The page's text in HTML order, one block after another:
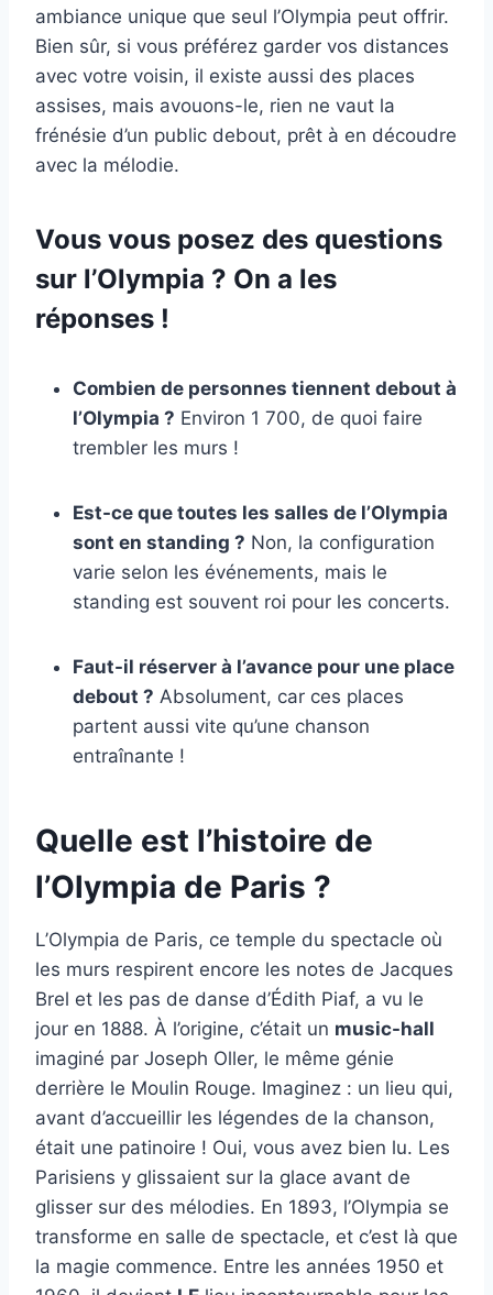
ambiance unique que seul l’Olympia peut offrir.
Bien sûr, si vous préférez garder vos distances
avec votre voisin, il existe aussi des places
assises, mais avouons-le, rien ne vaut la
frénésie d’un public debout, prêt à en découdre
avec la mélodie.
Vous vous posez des questions
sur l’Olympia ? On a les
réponses !
Combien de personnes tiennent debout à
l’Olympia ? Environ 1 700, de quoi faire
trembler les murs !
Est-ce que toutes les salles de l’Olympia
sont en standing ? Non, la configuration
varie selon les événements, mais le
standing est souvent roi pour les concerts.
Faut-il réserver à l’avance pour une place
debout ? Absolument, car ces places
partent aussi vite qu’une chanson
entraînante !
Quelle est l’histoire de
l’Olympia de Paris ?
L’Olympia de Paris, ce temple du spectacle où
les murs respirent encore les notes de Jacques
Brel et les pas de danse d’Édith Piaf, a vu le
jour en 1888. À l’origine, c’était un music-hall
imaginé par Joseph Oller, le même génie
derrière le Moulin Rouge. Imaginez : un lieu qui,
avant d’accueillir les légendes de la chanson,
était une patinoire ! Oui, vous avez bien lu. Les
Parisiens y glissaient sur la glace avant de
glisser sur des mélodies. En 1893, l’Olympia se
transforme en salle de spectacle, et c’est là que
la magie commence. Entre les années 1950 et